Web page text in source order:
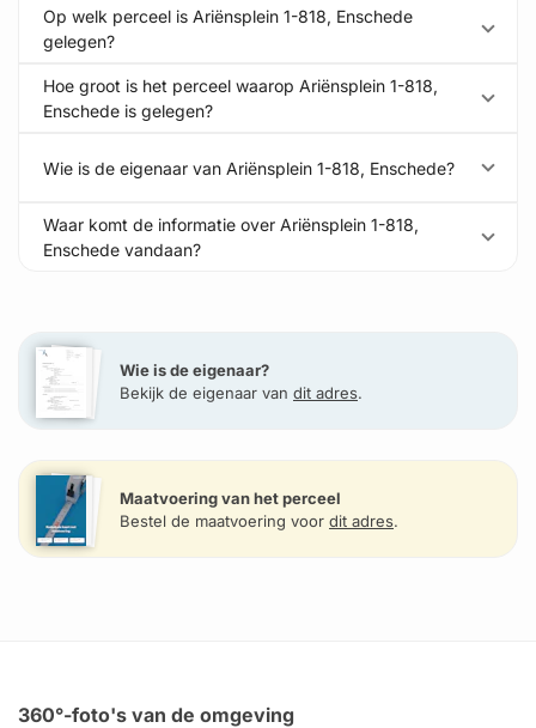
Op welk perceel is Ariënsplein 1-818, Enschede
gelegen?
Hoe groot is het perceel waarop Ariënsplein 1-818,
Enschede is gelegen?
Wie is de eigenaar van Ariënsplein 1-818, Enschede?
Waar komt de informatie over Ariënsplein 1-818,
Enschede vandaan?
Wie is de eigenaar?
Bekijk de eigenaar van dit adres.
Maatvoering van het perceel
Bestel de maatvoering voor dit adres.
360°-foto's van de omgeving